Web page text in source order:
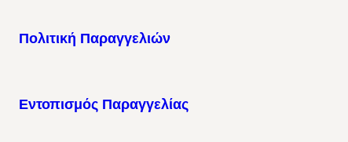
Πολιτική Παραγγελιών
Εντοπισμός Παραγγελίας